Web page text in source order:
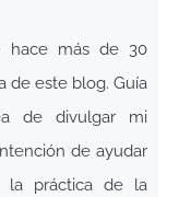
hace más de 30
de este blog. Guía
de divulgar mi
de ayudar
la práctica de la